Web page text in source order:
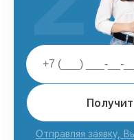
Отправляя заявку,